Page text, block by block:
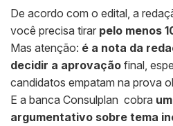
De acordo com o edital, a
você precisa tirar pelo menos
Mas atenção: é a nota da
decidir a aprovação final,
candidatos empatam na prova
E a banca Consulplan cobra
argumentativo sobre tema